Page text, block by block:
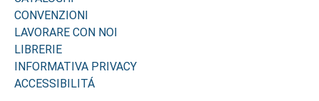
CONVENZIONI
LAVORARE CON NOI
LIBRERIE
INFORMATIVA PRIVACY
ACCESSIBILITÁ